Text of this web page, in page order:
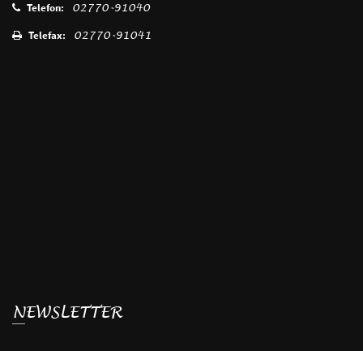
Telefon:
02770-91040
Telefax:
02770-91041
NEWSLETTER